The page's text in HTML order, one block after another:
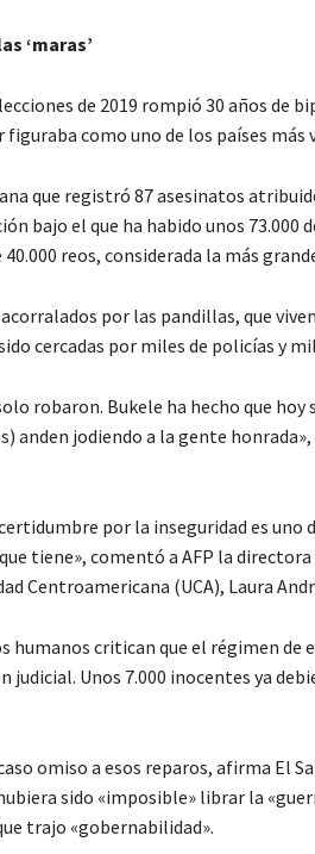
‘maras’
de 2019 rompió 30 años de
figuraba como uno de los países
que registró 87 asesinatos
bajo el que ha habido unos 73.000
40.000 reos, considerada la más
por las pandillas, que
cercadas por miles de policías y
robaron. Bukele ha hecho que
anden jodiendo a la gente
por la inseguridad es
tiene», comentó a AFP la
Centroamericana (UCA), Laura
humanos critican que el régimen
judicial. Unos 7.000 inocentes ya
omiso a esos reparos, afirma El
sido «imposible» librar la
trajo «gobernabilidad».